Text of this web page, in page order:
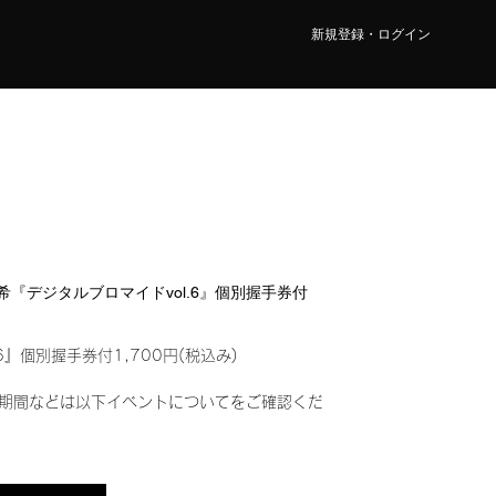
新規登録・ログイン
『デジタルブロマイドvol.6』個別握手券付
』個別握手券付1,700円(税込み)
間などは以下イベントについてをご確認くだ